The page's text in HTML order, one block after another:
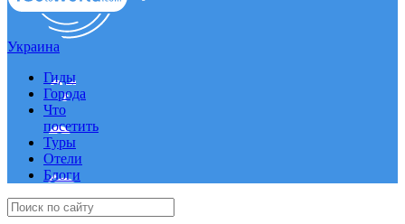
Украина
Гиды
Города
Что
посетить
Туры
Отели
Блоги